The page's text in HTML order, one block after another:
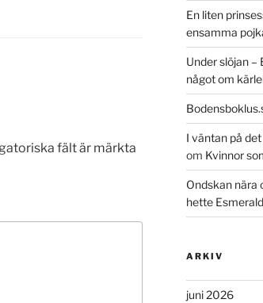
fält är märkta
En liten
ensamma
Under slöjan –
något om
I väntan på
om Kvinnor
Ondskan nära
hette
ARKIV
juni 2026